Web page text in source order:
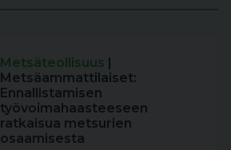
Metsäteollisuus |
Metsäammattilaiset:
Ennallistamisen
työvoimahaasteeseen
ratkaisua metsurien
osaamisesta